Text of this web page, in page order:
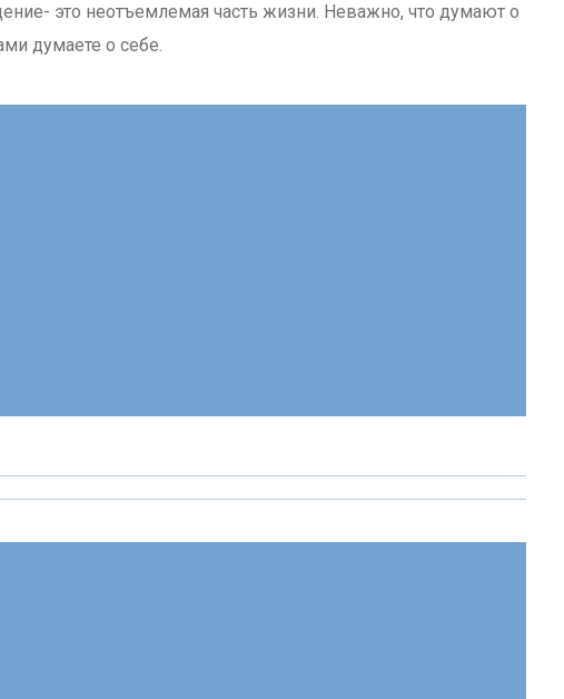
это неотъемлемая часть жизни. Неважно, что думают о
думаете о себе.